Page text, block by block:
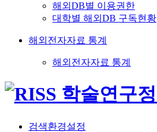
해외DB별 이용권한
대학별 해외DB 구독현황
해외전자자료 통계
해외전자자료 통계
검색환경설정